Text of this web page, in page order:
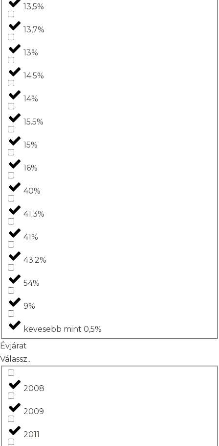
13,5%
13,7%
13%
14.5%
14%
15.5%
15%
16%
40%
41.3%
41%
43.2%
54%
9%
kevesebb mint 0,5%
Évjárat
Válassz...
2008
2009
2011